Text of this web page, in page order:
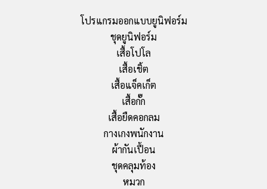
โปรแกรมออกแบบยูนิฟอร์ม
ชุดยูนิฟอร์ม
เสื้อโปโล
เสื้อเชิ้ต
เสื้อแจ็คเก็ต
เสื้อกั๊ก
เสื้อยืดคอกลม
กางเกงพนักงาน
ผ้ากันเปื้อน
ชุดคลุมท้อง
หมวก